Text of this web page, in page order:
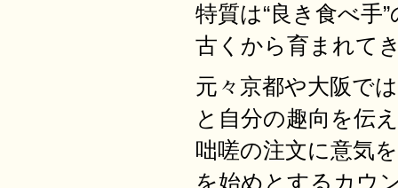
特質は“良き食べ手
古くから育まれて
元々京都や大阪で
と自分の趣向を伝
咄嗟の注文に意気
を始めとするカウ